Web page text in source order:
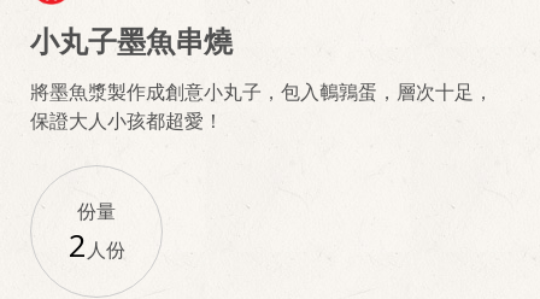
小丸子墨魚串燒
將墨魚漿製作成創意小丸子，包入鵪鶉蛋，層次十足，
保證大人小孩都超愛！
份量
2人份